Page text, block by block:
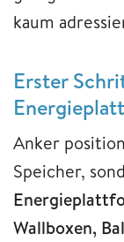
kaum
Erster
Anker
Speicher,
Wallboxen,